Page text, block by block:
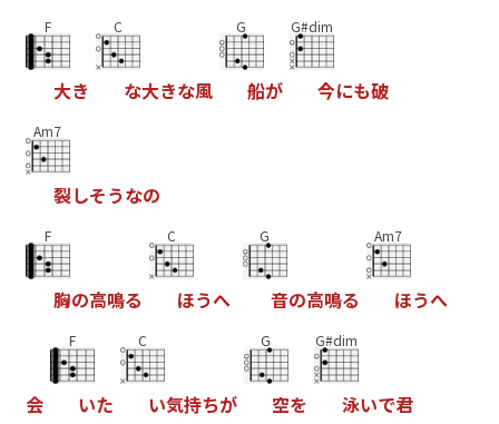
F
大き
C
な大きな風
G
船が
G#dim
今にも破
Am7
裂しそうなの
F
胸の高鳴る
C
ほうへ
G
音の高鳴る
Am7
ほうへ
会
F
いた
C
い気持ちが
G
空を
G#dim
泳いで君